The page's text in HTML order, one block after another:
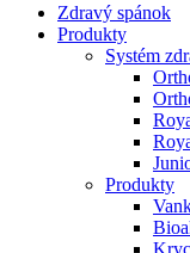
Zdravý spánok
Produkty
Systém
Produkty